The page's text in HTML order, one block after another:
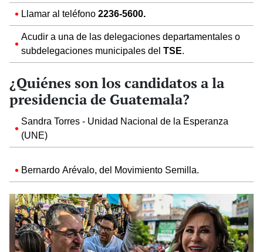
Llamar al teléfono 2236-5600.
Acudir a una de las delegaciones departamentales o
subdelegaciones municipales del TSE.
¿Quiénes son los candidatos a la
presidencia de Guatemala?
Sandra Torres - Unidad Nacional de la Esperanza
(UNE)
Bernardo Arévalo, del Movimiento Semilla.